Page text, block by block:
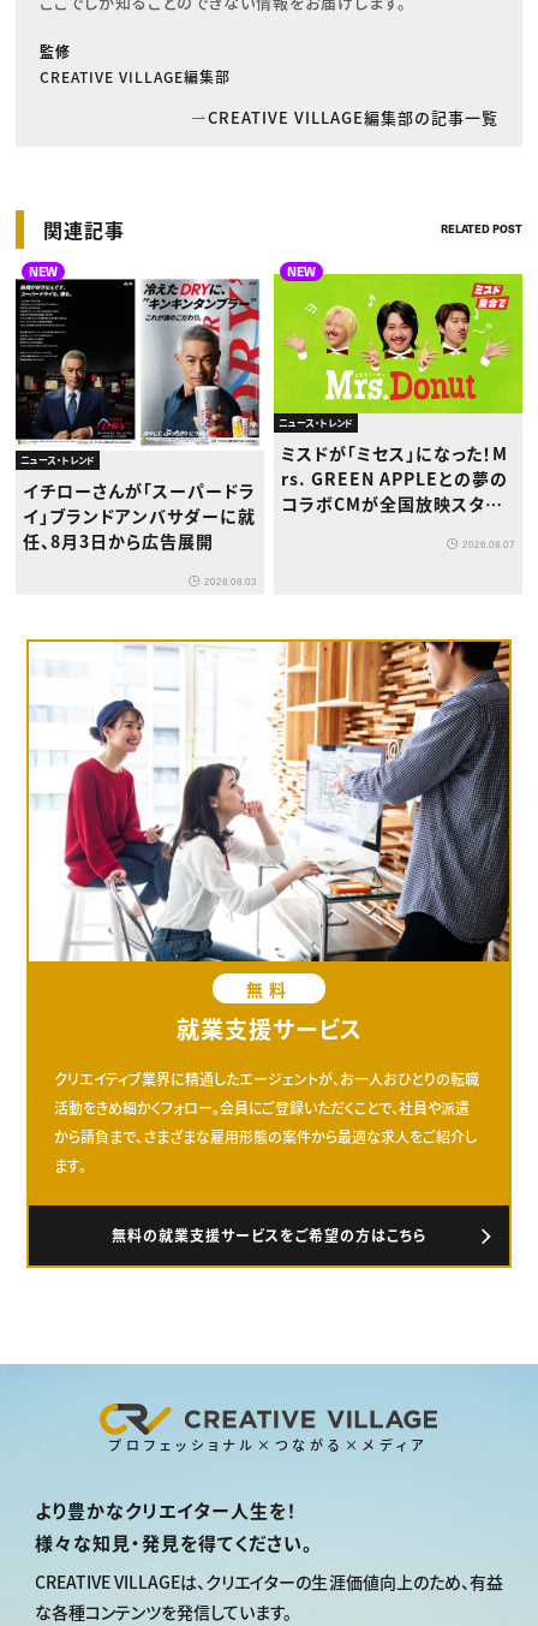
監修
CREATIVE VILLAGE編集部
CREATIVE VILLAGE編集部の記事一覧
関連記事 RELATED POST
NEW
ニュース・トレンド
イチローさんが「スーパードラ
イ」ブランドアンバサダーに就
任、8月3日から広告展開
2026.08.03
NEW
ニュース・トレンド
ミスドが「ミセス」になった！M
rs. GREEN APPLEとの夢の
コラボCMが全国放映スター
2026.08.07
無料
就業支援サービス
クリエイティブ業界に精通したエージェントが、お一人おひとりの転職
活動をきめ細かくフォロー。会員にご登録いただくことで、社員や派遣
から請負まで、さまざまな雇用形態の案件から最適な求人をご紹介し
ます。
無料の就業支援サービスをご希望の方はこちら
プロフェッショナル×つながる×メディア
より豊かなクリエイター人生を！
様々な知見・発見を得てください。
CREATIVE VILLAGEは、クリエイターの生涯価値向上のため、有益
な各種コンテンツを発信しています。